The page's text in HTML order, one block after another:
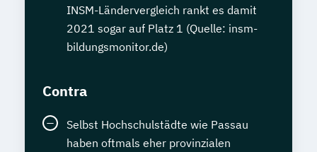
INSM-Ländervergleich rankt es damit
2021 sogar auf Platz 1 (Quelle: insm-
bildungsmonitor.de)
Contra
Selbst Hochschulstädte wie Passau
haben oftmals eher provinzialen